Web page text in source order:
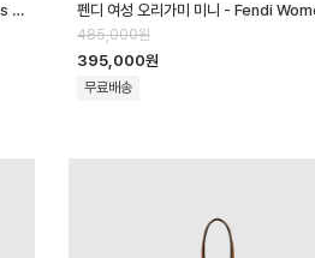
펜디 여성 오리가미 미니 - Fendi Womens Origami Mini - feb170…
485,000원
395,000원
무료배송